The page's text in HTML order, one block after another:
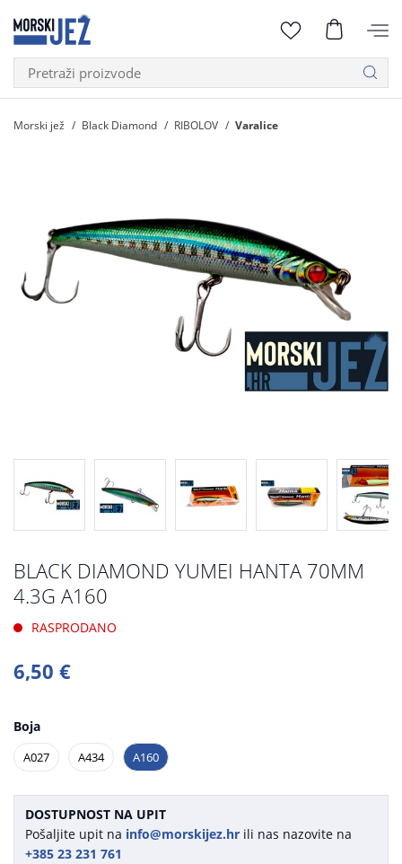
Morski jež Black Diamond RIBOLOV Varalice
BLACK DIAMOND YUMEI HANTA 70MM
4.3G A160
RASPRODANO
6,50 €
Boja
A027 A434 A160
DOSTUPNOST NA UPIT
Pošaljite upit na info@morskijez.hr ili nas nazovite na
+385 23 231 761